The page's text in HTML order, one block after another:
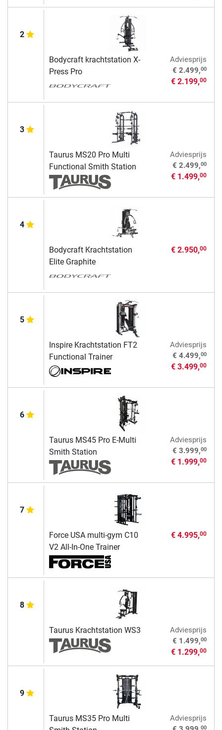
2
Bodycraft krachtstation X-
Press Pro
Adviesprijs
€ 2.499,00
€ 2.199,00
3
Taurus MS20 Pro Multi
Functional Smith Station
Adviesprijs
€ 2.499,00
€ 1.499,00
4
Bodycraft Krachtstation
Elite Graphite
€ 2.950,00
5
Inspire Krachtstation FT2
Functional Trainer
Adviesprijs
€ 4.499,00
€ 3.499,00
6
Taurus MS45 Pro E-Multi
Smith Station
Adviesprijs
€ 3.999,00
€ 1.999,00
7
Force USA multi-gym C10
V2 All-In-One Trainer
€ 4.995,00
8
Taurus Krachtstation WS3
Adviesprijs
€ 1.499,00
€ 1.299,00
9
Taurus MS35 Pro Multi
Adviesprijs
00